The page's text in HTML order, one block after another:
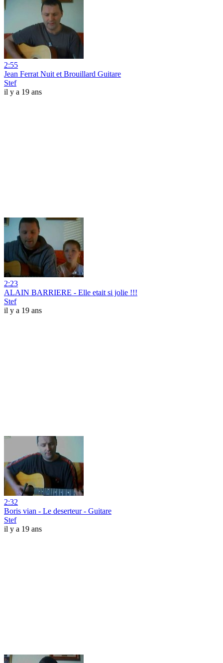
2:55
Jean Ferrat Nuit et Brouillard Guitare
Stef
il y a 19 ans
2:23
ALAIN BARRIERE - Elle etait si jolie !!!
Stef
il y a 19 ans
2:32
Boris vian - Le deserteur - Guitare
Stef
il y a 19 ans